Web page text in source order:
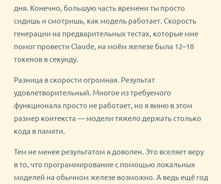
дня. Конечно, большую часть времени ты просто
сидишь и смотришь, как модель работает. Скорость
генерации на предварительных тестах, которые мне
помог провести Claude, на моём железе была 12–18
токенов в секунду.
Разница в скорости огромная. Результат
удовлетворительный. Многое из требуемого
функционала просто не работает, но я виню в этом
размер контекста — модели тяжело держать столько
кода в памяти.
Тем не менее результатом я доволен. Это вселяет веру
в то, что программирование с помощью локальных
моделей на обычном железе возможно. А ведь ещё год